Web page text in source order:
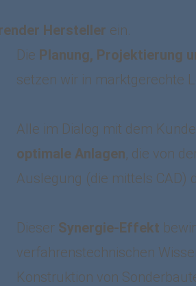
Hersteller ein.
Die Planung, Projektierung
setzen wir in marktgerechte
Alle im Dialog mit dem
optimale Anlagen, die von
Auslegung (die mittels CAD)
Dieser Synergie-Effekt
verfahrenstechnischen
Konstruktion von